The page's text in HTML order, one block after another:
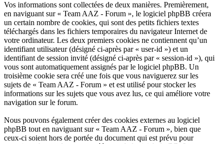
Vos informations sont collectées de deux manières. Premièrement,
en naviguant sur « Team AAZ - Forum », le logiciel phpBB créera
un certain nombre de cookies, qui sont des petits fichiers textes
téléchargés dans les fichiers temporaires du navigateur Internet de
votre ordinateur. Les deux premiers cookies ne contiennent qu’un
identifiant utilisateur (désigné ci-après par « user-id ») et un
identifiant de session invité (désigné ci-après par « session-id »), qui
vous sont automatiquement assignés par le logiciel phpBB. Un
troisième cookie sera créé une fois que vous naviguerez sur les
sujets de « Team AAZ - Forum » et est utilisé pour stocker les
informations sur les sujets que vous avez lus, ce qui améliore votre
navigation sur le forum.
Nous pouvons également créer des cookies externes au logiciel
phpBB tout en naviguant sur « Team AAZ - Forum », bien que
ceux-ci soient hors de portée du document qui est prévu pour